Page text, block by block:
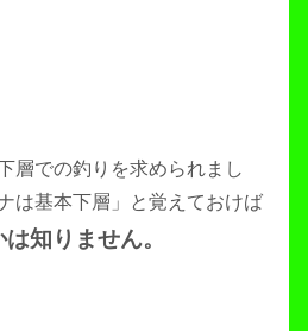
層での釣りを求められまし
は基本下層」と覚えておけば
知りません。